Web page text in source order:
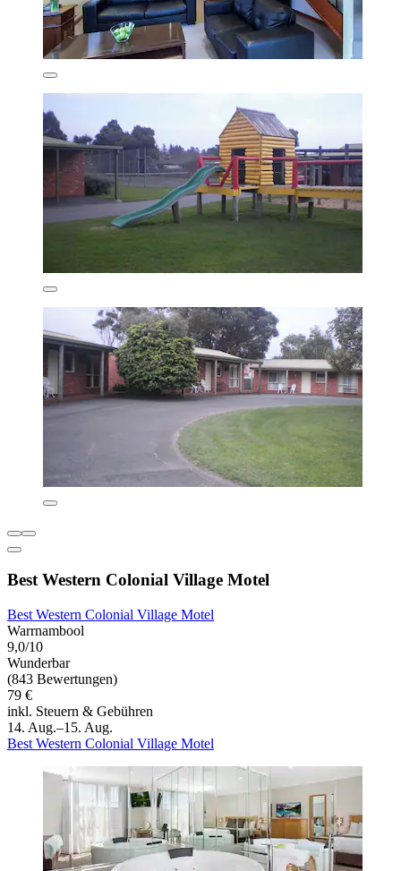
Best Western Colonial Village Motel
Best Western Colonial Village Motel
Warrnambool
9,0/10
Wunderbar
(843 Bewertungen)
79 €
inkl. Steuern & Gebühren
14. Aug.–15. Aug.
Best Western Colonial Village Motel